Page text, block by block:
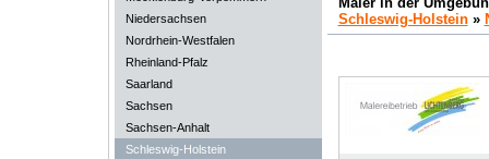
Niedersachsen
Nordrhein-Westfalen
Rheinland-Pfalz
Saarland
Sachsen
Sachsen-Anhalt
Schleswig-Holstein
Schleswig-Holstein»